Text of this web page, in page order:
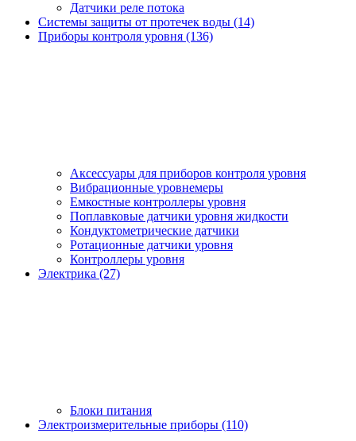
Датчики реле потока
Системы защиты от протечек воды (14)
Приборы контроля уровня (136)
Аксессуары для приборов контроля уровня
Вибрационные уровнемеры
Емкостные контроллеры уровня
Поплавковые датчики уровня жидкости
Кондуктометрические датчики
Ротационные датчики уровня
Контроллеры уровня
Электрика (27)
Блоки питания
Электроизмерительные приборы (110)